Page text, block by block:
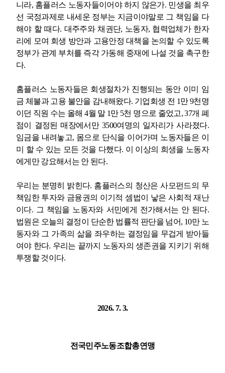
니라, 홈플러스 노동자들이어야 하지 않은가. 민생을 최우
선 국정과제로 내세운 정부는 지금이야말로 그 책임을 다
해야 할 때다. 대주주와 채권단, 노동자, 협력업체가 한자
리에 모여 회생 방안과 고용안정 대책을 논의할 수 있도록
정부가 관계 부처를 즉각 가동해 중재에 나설 것을 촉구한
다.
홈플러스 노동자들은 회생절차가 진행되는 동안 이미 임
금 체불과 고용 불안을 감내해왔다. 기업회생 전 1만9천명
이던 직원 수는 올해4월 말 1만 5천 명으로 줄었고, 37개 폐
점이 결정된 매장에서만 3500여명의 일자리가 사라졌다.
임금을 내려놓고, 몸으로 단식을 이어가며 노동자들은 이
미 할 수 있는 모든 것을 다했다. 이 이상의 희생을 노동자
에게만 강요해서는 안 된다.
우리는 분명히 밝힌다. 홈플러스의 청산은 사모펀드의 무
책임한 투자와 금융권의 이기적 셈법이 낳은 사회적 재난
이다. 그 책임을 노동자와 서민에게 전가해서는 안 된다.
법원은 오늘의 결정이 단순한 법률적 판단을 넘어, 10만 노
동자와 그 가족의 삶을 좌우하는 결정임을 무겁게 받아들
여야 한다. 우리는 끝까지 노동자의 생존권을 지키기 위해
투쟁할 것이다.
2026. 7. 3.
전국민주노동조합총연맹